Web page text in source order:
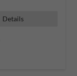
Details